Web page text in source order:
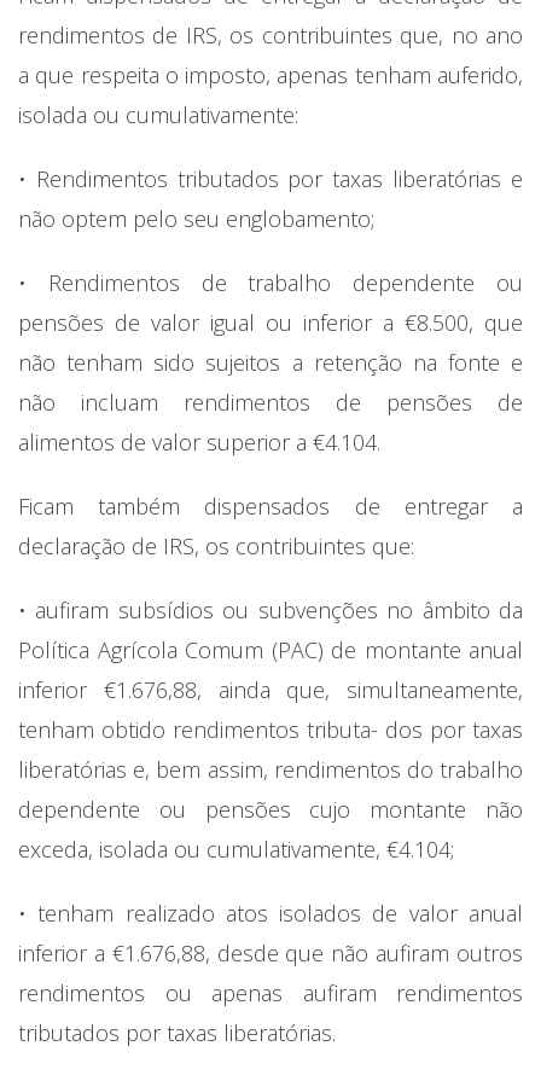
rendimentos de IRS, os contribuintes que, no ano
a que respeita o imposto, apenas tenham auferido,
isolada ou cumulativamente:
• Rendimentos tributados por taxas liberatórias e
não optem pelo seu englobamento;
• Rendimentos de trabalho dependente ou
pensões de valor igual ou inferior a €8.500, que
não tenham sido sujeitos a retenção na fonte e
não incluam rendimentos de pensões de
alimentos de valor superior a €4.104.
Ficam também dispensados de entregar a
declaração de IRS, os contribuintes que:
• aufiram subsídios ou subvenções no âmbito da
Política Agrícola Comum (PAC) de montante anual
inferior €1.676,88, ainda que, simultaneamente,
tenham obtido rendimentos tributa- dos por taxas
liberatórias e, bem assim, rendimentos do trabalho
dependente ou pensões cujo montante não
exceda, isolada ou cumulativamente, €4.104;
• tenham realizado atos isolados de valor anual
inferior a €1.676,88, desde que não aufiram outros
rendimentos ou apenas aufiram rendimentos
tributados por taxas liberatórias.